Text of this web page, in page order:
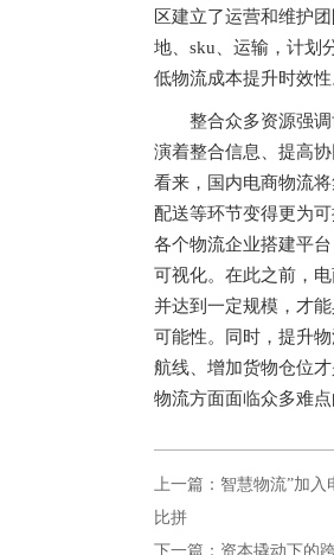
区建立了运营和维护
地、sku、运输，计划
低物流成本提升时效性
整合众多资源强
演着整合信息、提高
看来，国内电商物流
配送等环节变得更为
各个物流企业搭建平
可视化。在此之前，
并达到一定规模，才
可能性。同时，提升
航线、增加货物仓位
物流方面面临众多难点
上一篇：智慧物流”加
比拼
下一篇：资本撬动下的